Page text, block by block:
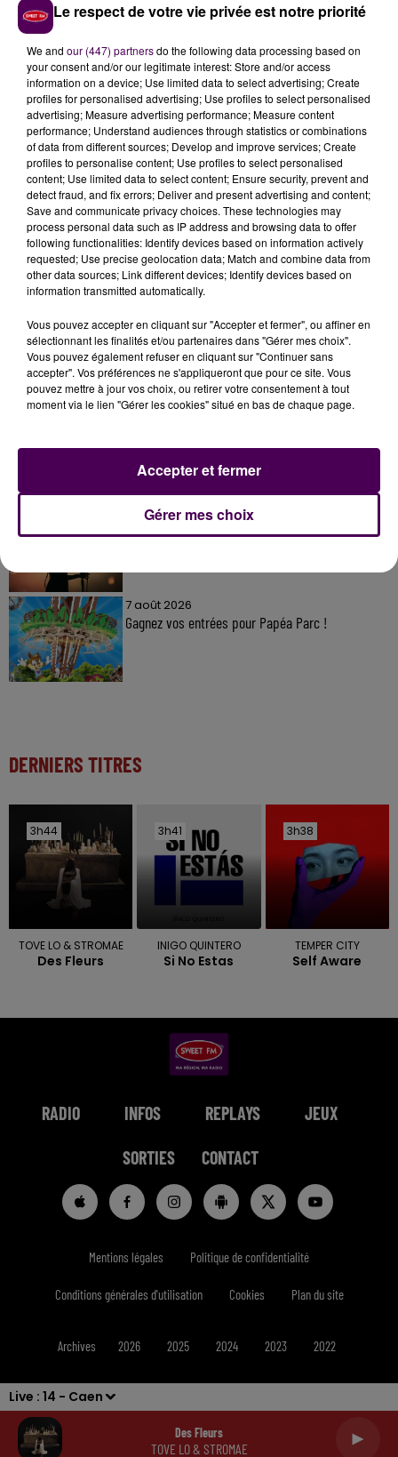
Live : 14 - Caen
Des Fleurs
TOVE LO & STROMAE
Le permis de construire a été délivré dans la foulée
d’un concours de dessins d’architectes lancé pour
l’occasion :"le jury avait alors désigné le cabinet
Fauvel, à Poitiers, comme équipe de maîtrise
d’œuvre"rappelle la ville. Dès le mois de septembre
dernier, les travaux de terrassement commençaient.
Le bâtiment en lui-même, qui présentera des formes
très contemporaines, doit être"livré"fin 2020.
À LA UNE
11 juillet 2026
Inscrivez-vous au casting The Voice & The Voice
7 août 2026
Gagnez vos entrées pour Papéa Parc !
DERNIERS TITRES
3h44
3h44
TOVE LO & STROMAE
Des Fleurs
3h41
3h41
INIGO QUINTERO
Si No Estas
3h38
3h38
TEMPER CITY
Self Aware
RADIO INFOS REPLAYS JEUX
SORTIES CONTACT
Mentions légales Politique de confidentialité
Conditions générales d'utilisation Cookies Plan du site
Archives 2026 2025 2024 2023 2022
Le respect de votre vie privée est notre priorité
We and our (447) partnersdo the following data processing based on
your consent and/or our legitimate interest: Store and/or access
information on a device; Use limited data to select advertising; Create
profiles for personalised advertising; Use profiles to select personalised
advertising; Measure advertising performance; Measure content
performance; Understand audiences through statistics or combinations
of data from different sources; Develop and improve services; Create
profiles to personalise content; Use profiles to select personalised
content; Use limited data to select content; Ensure security, prevent and
detect fraud, and fix errors; Deliver and present advertising and content;
Save and communicate privacy choices. These technologies may
process personal data such as IP address and browsing data to offer
following functionalities: Identify devices based on information actively
requested; Use precise geolocation data; Match and combine data from
other data sources; Link different devices; Identify devices based on
information transmitted automatically.
Vous pouvez accepter en cliquant sur "Accepter et fermer", ou affiner en
sélectionnant les finalités et/ou partenaires dans "Gérer mes choix".
Vous pouvez également refuser en cliquant sur "Continuer sans
accepter". Vos préférences ne s'appliqueront que pour ce site. Vous
pouvez mettre à jour vos choix, ou retirer votre consentement à tout
moment via le lien "Gérer les cookies" situé en bas de chaque page.
Gérer mes choix
Accepter et fermer